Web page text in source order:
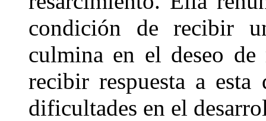
condición de recibir
culmina en el deseo
recibir respuesta a esta
dificultades en el